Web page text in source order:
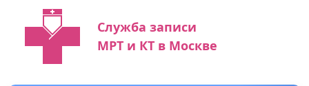
Служба записи
МРТ и КТ в Москве